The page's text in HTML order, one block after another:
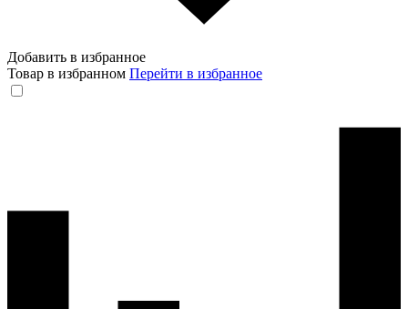
Добавить в избранное
Товар в избранном Перейти в избранное